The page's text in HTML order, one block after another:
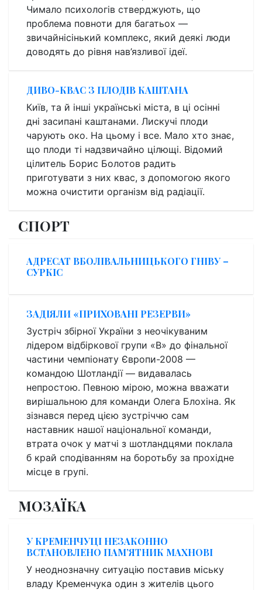
Чимало психологів стверджують, що
проблема повноти для багатьох —
звичайнісінький комплекс, який деякі люди
доводять до рівня нав’язливої ідеї.
ДИВО-КВАС З ПЛОДІВ КАШТАНА
Київ, та й інші українські міста, в ці осінні
дні засипані каштанами. Лискучі плоди
чарують око. На цьому і все. Мало хто знає,
що плоди ті надзвичайно цілющі. Відомий
цілитель Борис Болотов радить
приготувати з них квас, з допомогою якого
можна очистити організм від радіації.
СПОРТ
АДРЕСАТ ВБОЛІВАЛЬНИЦЬКОГО ГНІВУ –
СУРКІС
ЗАДІЯЛИ «ПРИХОВАНІ РЕЗЕРВИ»
Зустріч збірної України з неочікуваним
лідером відбіркової групи «В» до фінальної
частини чемпіонату Європи-2008 —
командою Шотландії — видавалась
непростою. Певною мірою, можна вважати
вирішальною для команди Олега Блохіна. Як
зізнався перед цією зустріччю сам
наставник нашої національної команди,
втрата очок у матчі з шотландцями поклала
б край сподіванням на боротьбу за прохідне
місце в групі.
МОЗАЇКА
У КРЕМЕНЧУЦІ НЕЗАКОННО
ВСТАНОВЛЕНО ПАМ’ЯТНИК МАХНОВІ
У неоднозначну ситуацію поставив міську
владу Кременчука один з жителів цього